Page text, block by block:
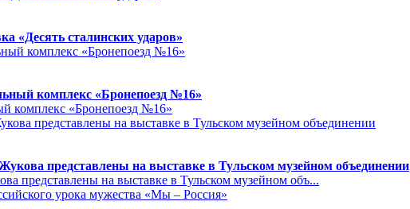
«Десять сталинских ударов»
комплекс «Бронепоезд №16»
комплекс «Бронепоезд №16»
представлены на выставке в Тульском музейном объединении
представлены на выставке в Тульском музейном объ...